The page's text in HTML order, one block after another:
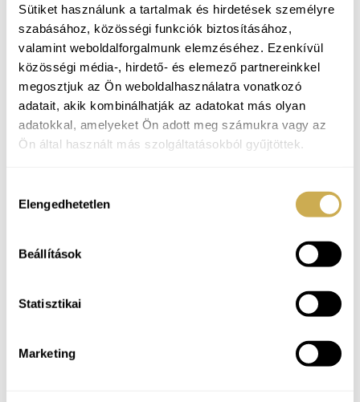
Sütiket használunk a tartalmak és hirdetések személyre
szabásához, közösségi funkciók biztosításához,
valamint weboldalforgalmunk elemzéséhez. Ezenkívül
közösségi média-, hirdető- és elemező partnereinkkel
megosztjuk az Ön weboldalhasználatra vonatkozó
adatait, akik kombinálhatják az adatokat más olyan
adatokkal, amelyeket Ön adott meg számukra vagy az
Ön által használt más szolgáltatásokból gyűjtöttek.
kiválasztása
Elengedhetetlen
Beállítások
Statisztikai
Marketing
szakmai kompetencia érzésünknek, sikereinknek,
kudarcainknak.
A munkahelyi lelki problémákat alapvetően két nagy
csoportba sorolhatjuk:
Munkahelyi stressz:ide tartozik a
konfliktuskezelés, kommunikációs problémák,
sikertelenség, teljesítmény problémák.
A személyes,egyéni tanácsadás
mellett kiemelném a
kommunikációs készségünk, asszertivitásunk, szociális
kapcsolataink fejlesztésére szolgálnak.
, asszertivitás
tréning.
Az alábbiakban bővebben is olvashat a
burnouthoz kapcsolódó témákról